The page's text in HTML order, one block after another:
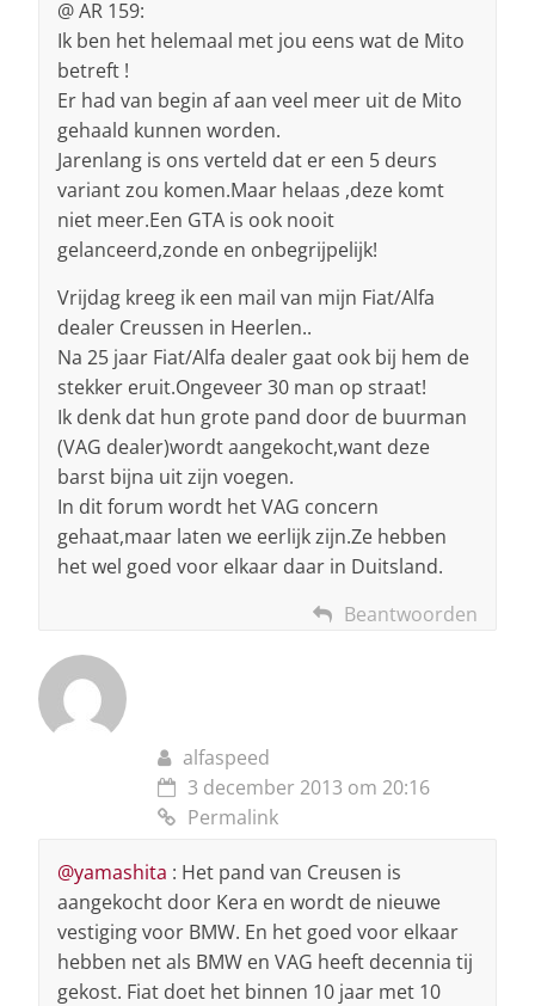
@ AR 159:
Ik ben het helemaal met jou eens wat de Mito
betreft !
Er had van begin af aan veel meer uit de Mito
gehaald kunnen worden.
Jarenlang is ons verteld dat er een 5 deurs
variant zou komen.Maar helaas ,deze komt
niet meer.Een GTA is ook nooit
gelanceerd,zonde en onbegrijpelijk!
Vrijdag kreeg ik een mail van mijn Fiat/Alfa
dealer Creussen in Heerlen..
Na 25 jaar Fiat/Alfa dealer gaat ook bij hem de
stekker eruit.Ongeveer 30 man op straat!
Ik denk dat hun grote pand door de buurman
(VAG dealer)wordt aangekocht,want deze
barst bijna uit zijn voegen.
In dit forum wordt het VAG concern
gehaat,maar laten we eerlijk zijn.Ze hebben
het wel goed voor elkaar daar in Duitsland.
Beantwoorden
alfaspeed
3 december 2013 om 20:16
Permalink
@yamashita : Het pand van Creusen is
aangekocht door Kera en wordt de nieuwe
vestiging voor BMW. En het goed voor elkaar
hebben net als BMW en VAG heeft decennia tij
gekost. Fiat doet het binnen 10 jaar met 10